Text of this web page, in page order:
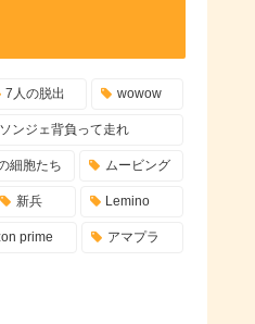
7人の脱出 wowow
ソンジェ背負って走れ
細胞たち ムービング
新兵 Lemino
prime アマプラ